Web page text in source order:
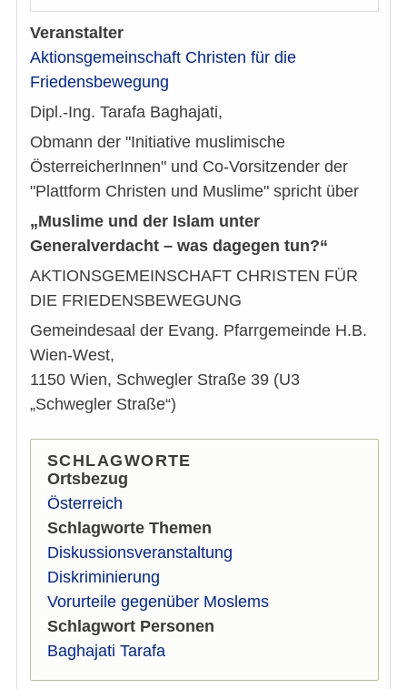
Veranstalter
Aktionsgemeinschaft Christen für die
Friedensbewegung
Dipl.-Ing. Tarafa Baghajati,
Obmann der "Initiative muslimische
ÖsterreicherInnen" und Co-Vorsitzender der
"Plattform Christen und Muslime" spricht über
„Muslime und der Islam unter
Generalverdacht – was dagegen tun?“
AKTIONSGEMEINSCHAFT CHRISTEN FÜR
DIE FRIEDENSBEWEGUNG
Gemeindesaal der Evang. Pfarrgemeinde H.B.
Wien-West,
1150 Wien, Schwegler Straße 39 (U3
„Schwegler Straße“)
SCHLAGWORTE
Ortsbezug
Österreich
Schlagworte Themen
Diskussionsveranstaltung
Diskriminierung
Vorurteile gegenüber Moslems
Schlagwort Personen
Baghajati Tarafa